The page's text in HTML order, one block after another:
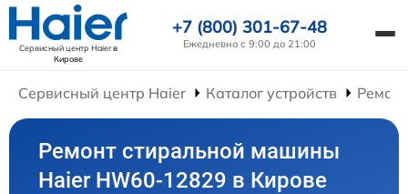
Сервисный центр Haierв
Кирове
+7 (800) 301-67-48
Ежедневно с 9:00 до 21:00
Сервисный центр Haier Каталог устройств
Ремонт стиральной машины
Haier HW60-12829 в Кирове